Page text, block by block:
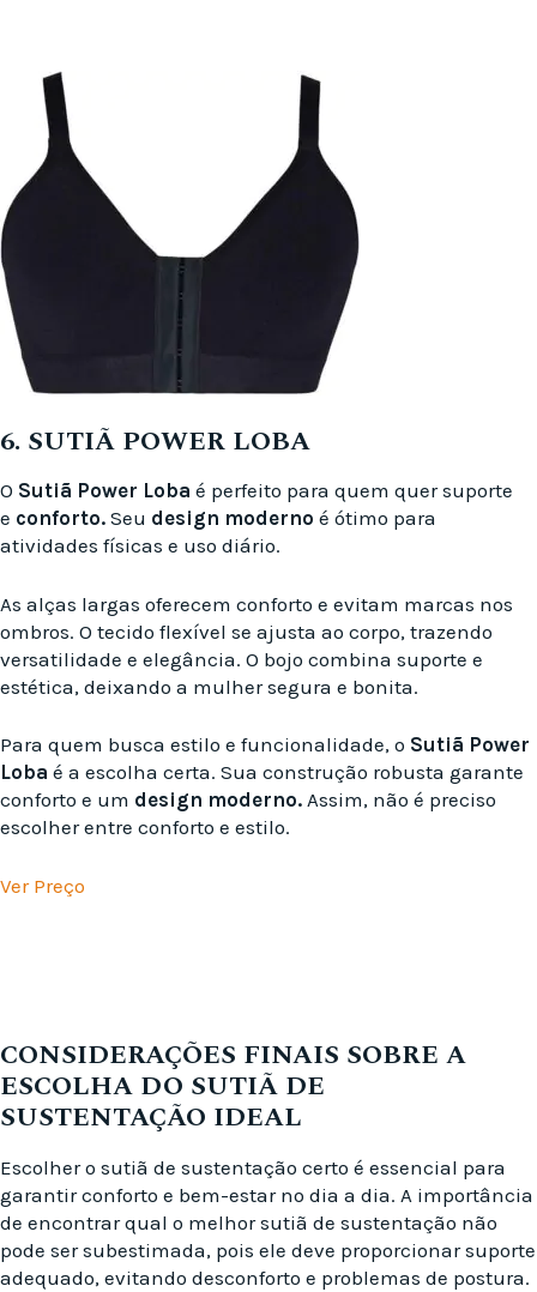
6. SUTIÃ POWER LOBA
O Sutiã Power Loba é perfeito para quem quer suporte
e conforto. Seu design moderno é ótimo para
atividades físicas e uso diário.
As alças largas oferecem conforto e evitam marcas nos
ombros. O tecido flexível se ajusta ao corpo, trazendo
versatilidade e elegância. O bojo combina suporte e
estética, deixando a mulher segura e bonita.
Para quem busca estilo e funcionalidade, o Sutiã Power
Loba é a escolha certa. Sua construção robusta garante
conforto e um design moderno. Assim, não é preciso
escolher entre conforto e estilo.
Ver Preço
CONSIDERAÇÕES FINAIS SOBRE A
ESCOLHA DO SUTIÃ DE
SUSTENTAÇÃO IDEAL
Escolher o sutiã de sustentação certo é essencial para
garantir conforto e bem-estar no dia a dia. A importância
de encontrar qual o melhor sutiã de sustentação não
pode ser subestimada, pois ele deve proporcionar suporte
adequado, evitando desconforto e problemas de postura.